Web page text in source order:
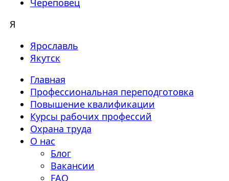
Череповец
Я
Ярославль
Якутск
Главная
Профессиональная переподготовка
Повышение квалификации
Курсы рабочих профессий
Охрана труда
О нас
Блог
Вакансии
FAQ